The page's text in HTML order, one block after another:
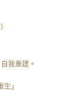
我重建。
」